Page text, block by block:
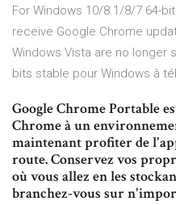
For Windows 10/8.1/8/7 64-
receive Google Chrome
Windows Vista are no longer
bits stable pour Windows à
Google Chrome Portable
Chrome à un
maintenant profiter de
route. Conservez vos
où vous allez en les
branchez-vous sur